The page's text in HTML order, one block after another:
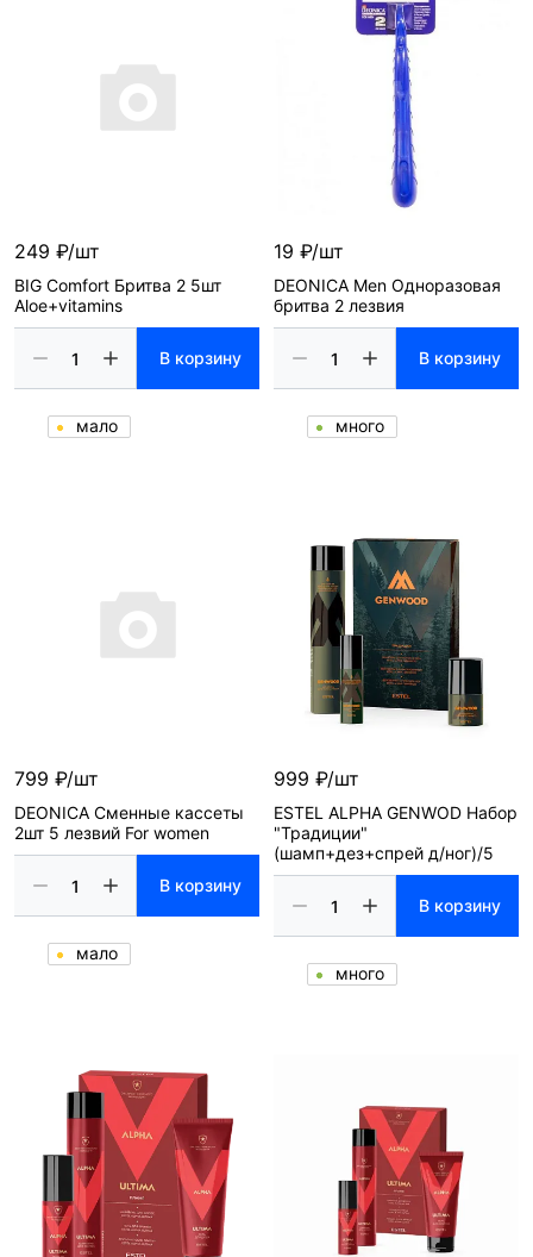
249 ₽/шт
BIG Сomfort Бритва 2 5шт
Aloe+vitamins
В корзину
мало
19 ₽/шт
DEONICA Men Одноразовая
бритва 2 лезвия
В корзину
много
799 ₽/шт
DEONICA Сменные кассеты
2шт 5 лезвий For women
В корзину
мало
999 ₽/шт
ESTEL ALPHA GENWOD Набор
"Традиции"
(шамп+дез+спрей д/ног)/5
В корзину
много